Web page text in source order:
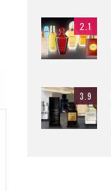
2.1
3.9